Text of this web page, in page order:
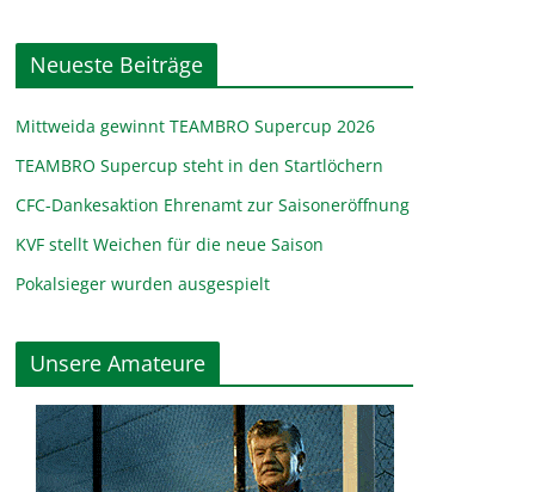
Neueste Beiträge
Mittweida gewinnt TEAMBRO Supercup 2026
TEAMBRO Supercup steht in den Startlöchern
CFC-Dankesaktion Ehrenamt zur Saisoneröffnung
KVF stellt Weichen für die neue Saison
Pokalsieger wurden ausgespielt
Unsere Amateure